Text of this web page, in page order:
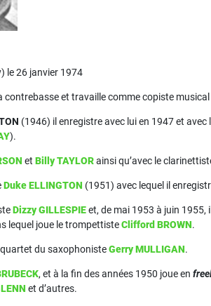
le 26 janvier 1974
contrebasse et travaille comme copiste
(1946) il enregistre avec lui en 1947 et
).
et Billy TAYLORainsi qu’avec le
Duke ELLINGTON (1951) avec lequel il
Dizzy GILLESPIEet, de mai 1953 à juin
lequel joue le trompettisteClifford BROWN.
du saxophonisteGerry MULLIGAN.
, et à la fin des années 1950 joue en
et d’autres.